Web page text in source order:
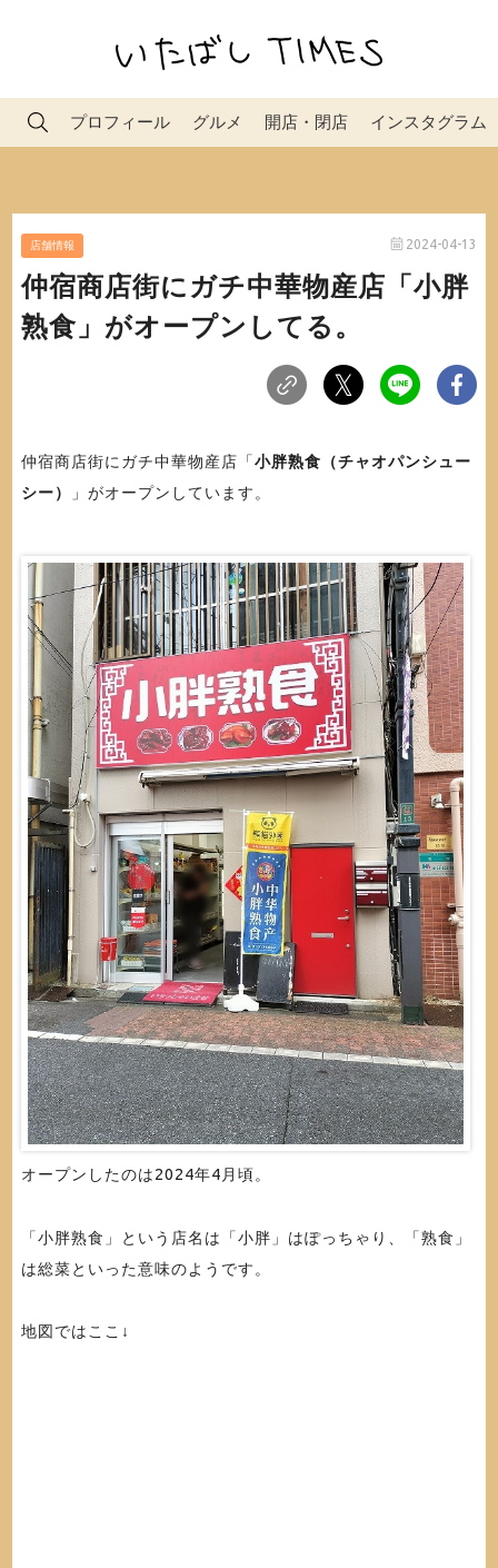
プロフィール グルメ 開店・閉店 インスタグラム
店舗情報 2024-04-13
仲宿商店街にガチ中華物産店「小胖
熟食」がオープンしてる。
仲宿商店街にガチ中華物産店「小胖熟食（チャオパンシュー
シー）
」がオープンしています。
オープンしたのは2024年4月頃。
「小胖熟食」という店名は「小胖」はぽっちゃり、「熟食」
は総菜といった意味のようです。
地図ではここ↓